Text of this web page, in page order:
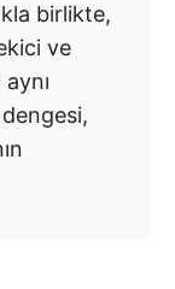
birlikte,
ve